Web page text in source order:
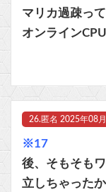
マリカ過疎っ
オンライン
26. 匿名 2025年08
※17
後、そもそも
立しちゃった